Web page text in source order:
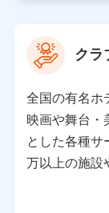
当社は利用目
の取り扱いの
す。
個人データ
当社は株式会
人データを共
クラ
全国の有名ホ
映画や舞台・
とした各種サ
万以上の施設